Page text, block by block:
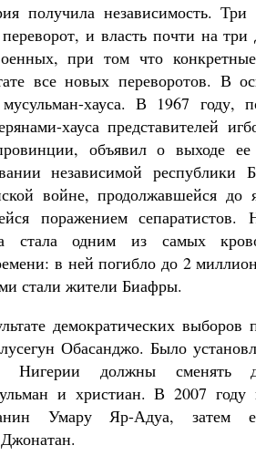
получила независимость. Три
и власть почти на три
при том что
все новых переворотов. В
хауса. В 1967 году,
хауса представителей
объявил о выходе ее
независимой республики
войне, продолжавшейся до
поражением сепаратистов.
стала одним из самых
в ней погибло до 2
стали жители Биафры.
демократических выборов
Обасанджо. Было
Нигерии должны сменять
и христиан. В 2007
Умару Яр-Адуа, затем